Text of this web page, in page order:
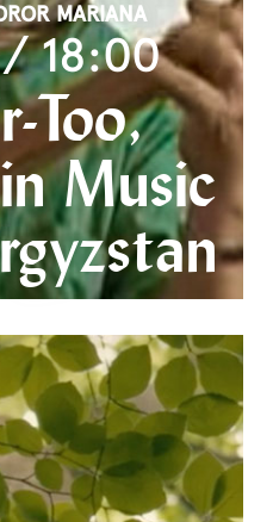
MARIANA
/ 18:00
Too,
Music